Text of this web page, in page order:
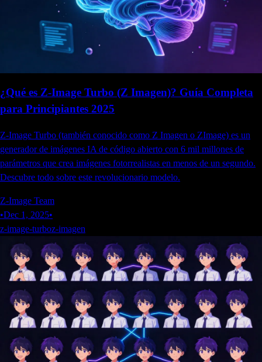
¿Qué es Z-Image Turbo (Z Imagen)? Guía Completa
para Principiantes 2025
Z-Image Turbo (también conocido como Z Imagen o ZImage) es un
generador de imágenes IA de código abierto con 6 mil millones de
parámetros que crea imágenes fotorrealistas en menos de un segundo.
Descubre todo sobre este revolucionario modelo.
Z-Image Team
•Dec 1, 2025•
z-image-turboz-imagen